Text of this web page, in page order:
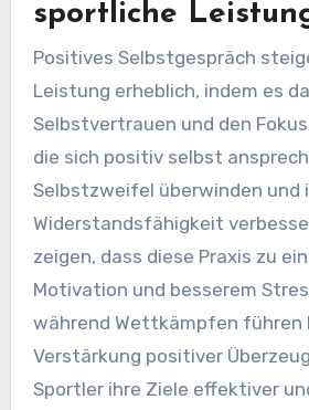
sportliche
Positives Selbstgespräch
Leistung erheblich, indem es
Selbstvertrauen und den
die sich positiv selbst
Selbstzweifel überwinden und
Widerstandsfähigkeit
zeigen, dass diese Praxis zu
Motivation und besserem
während Wettkämpfen führen
Verstärkung positiver
Sportler ihre Ziele effektiver